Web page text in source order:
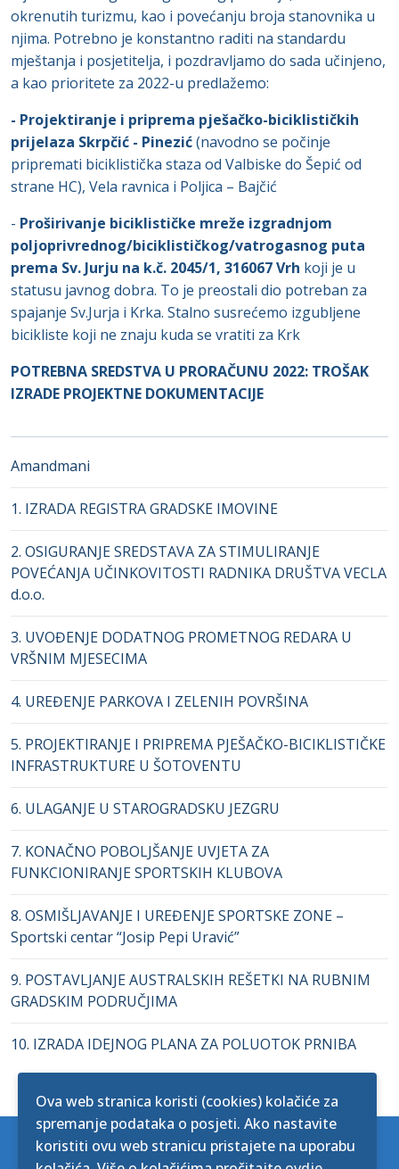
okrenutih turizmu, kao i povećanju broja stanovnika u
njima. Potrebno je konstantno raditi na standardu
mještanja i posjetitelja, i pozdravljamo do sada učinjeno,
a kao prioritete za 2022-u predlažemo:
- Projektiranje i priprema pješačko-biciklističkih
prijelaza Skrpčić - Pinezić(navodno se počinje
pripremati biciklistička staza od Valbiske do Šepić od
strane HC), Vela ravnica i Poljica – Bajčić
- Proširivanje biciklističke mreže izgradnjom
poljoprivrednog/biciklističkog/vatrogasnog puta
prema Sv.Jurju na k.č. 2045/1, 316067 Vrh koji je u
statusu javnog dobra. To je preostali dio potreban za
spajanje Sv.Jurja i Krka. Stalno susrećemo izgubljene
bicikliste koji ne znaju kuda se vratiti za Krk
POTREBNA SREDSTVA U PRORAČUNU 2022: TROŠAK
IZRADE PROJEKTNE DOKUMENTACIJE
Amandmani
1. IZRADA REGISTRA GRADSKE IMOVINE
2. OSIGURANJE SREDSTAVA ZA STIMULIRANJE
POVEĆANJA UČINKOVITOSTI RADNIKA DRUŠTVA VECLA
d.o.o.
3. UVOĐENJE DODATNOG PROMETNOG REDARA U
VRŠNIM MJESECIMA
4. UREĐENJE PARKOVA I ZELENIH POVRŠINA
5. PROJEKTIRANJE I PRIPREMA PJEŠAČKO-BICIKLISTIČKE
INFRASTRUKTURE U ŠOTOVENTU
6. ULAGANJE U STAROGRADSKU JEZGRU
7. KONAČNO POBOLJŠANJE UVJETA ZA
FUNKCIONIRANJE SPORTSKIH KLUBOVA
8. OSMIŠLJAVANJE I UREĐENJE SPORTSKE ZONE –
Sportski centar “Josip Pepi Uravić”
9. POSTAVLJANJE AUSTRALSKIH REŠETKI NA RUBNIM
GRADSKIM PODRUČJIMA
10. IZRADA IDEJNOG PLANA ZA POLUOTOK PRNIBA
Politika kolačića
Ova web stranica koristi (cookies) kolačiće za
spremanje podataka o posjeti. Ako nastavite
koristiti ovu web stranicu pristajete na uporabu